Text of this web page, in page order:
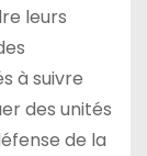
leurs
à suivre
des unités
de la